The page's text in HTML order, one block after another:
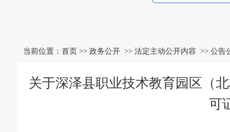
当前位置： 首页 >> 政务公开 >> 法定主动公开内容 >> 公告
关于深泽县职业技术教育园区（
可